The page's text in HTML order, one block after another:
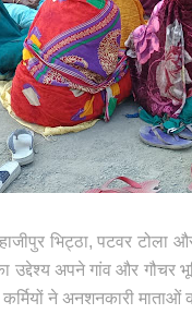
भिट्ठा, पटवर टोला
उद्देश्य अपने गांव और
कर्मियों ने अनशनकारी